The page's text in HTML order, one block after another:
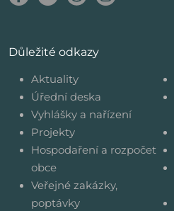
Důležité odkazy
Aktuality
Úřední deska
Vyhlášky a nařízení
Projekty
Hospodaření a rozpočet
obce
Veřejné zakázky,
poptávky